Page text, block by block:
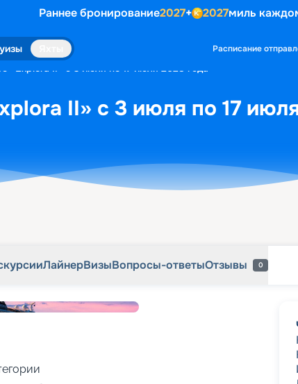
Раннее бронирование2027+ 2027миль
Расписание
«Explora II» с 3 июля по 17 июля 2028 года
II» с 3 июля по 17
ЛайнерВизыВопросы-ответыОтзывы 0